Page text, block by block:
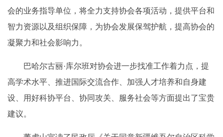
会的业务指导单位，将全力支持协会各项活动，提供平台和
智力资源以及组织保障，为协会发展保驾护航，提高协会的
凝聚力和社会影响力。
巴哈尔古丽·库尔班对协会进一步找准工作着力点，提
高学术水平、推进国际交流合作、加强人才培养和自身建
设、用好科协平台、协同攻关、服务社会等方面提出了宝贵
建议。